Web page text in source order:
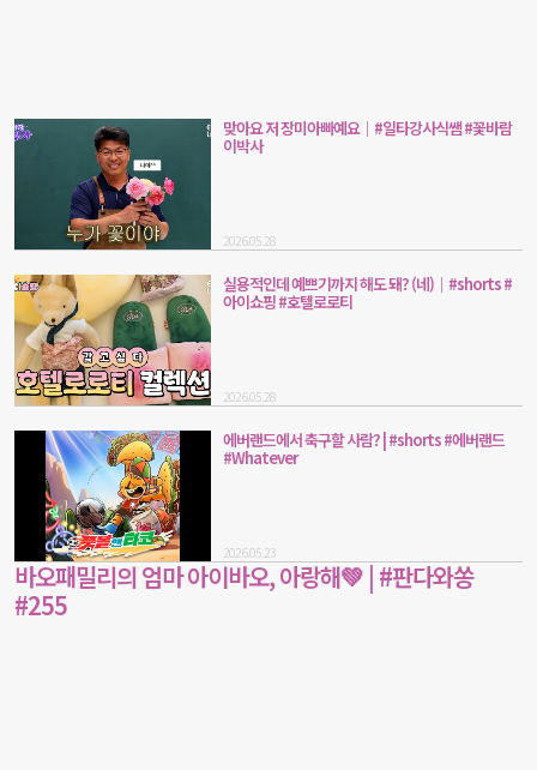
맞아요 저 장미아빠예요｜#일타강사식쌤 #꽃바람
이박사
2026.05.28
실용적인데 예쁘기까지 해도 돼? (네)｜#shorts #
아이쇼핑 #호텔로로티
2026.05.28
에버랜드에서 축구할 사람? | #shorts #에버랜드
#Whatever
2026.05.23
바오패밀리의 엄마 아이바오, 아랑해💚 | #판다와쏭
#255